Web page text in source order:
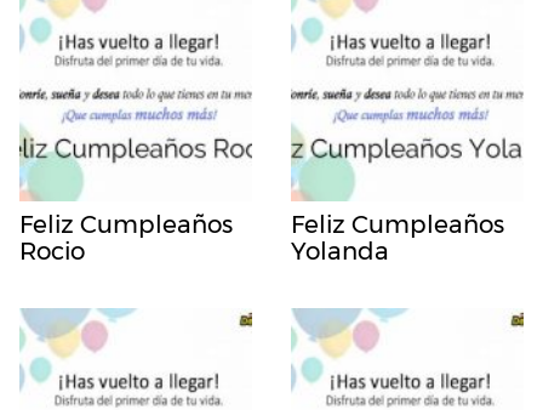
Feliz Cumpleaños
Rocio
Feliz Cumpleaños
Yolanda